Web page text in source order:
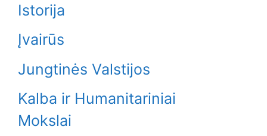
Istorija
Įvairūs
Jungtinės Valstijos
Kalba ir Humanitariniai
Mokslai